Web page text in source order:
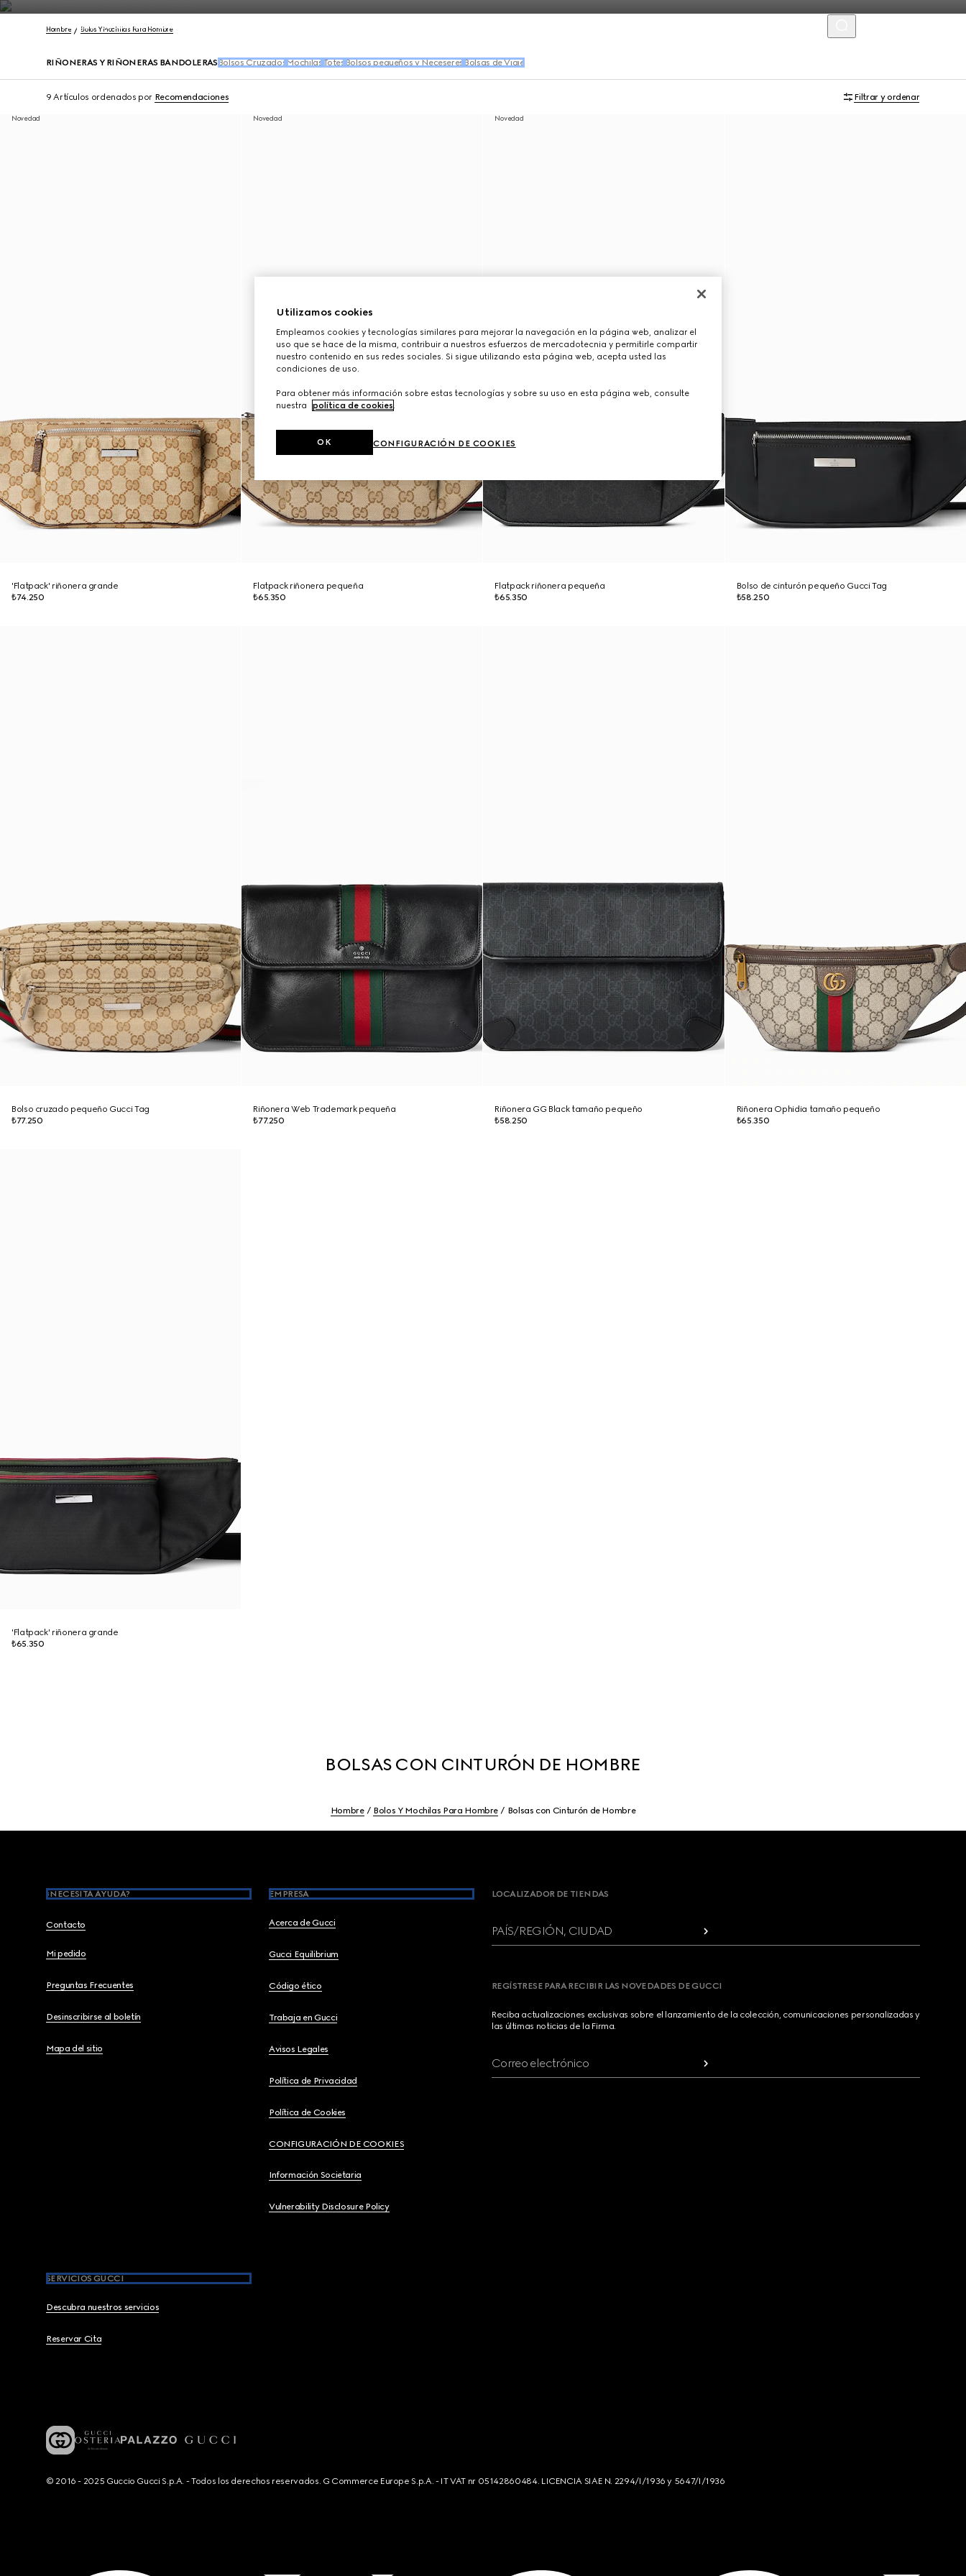
Póngase en contacto con nosotros
Hombre Bolos Y Mochilas Para Hombre
RIÑONERAS Y RIÑONERAS BANDOLERAS Bolsos Cruzados Mochilas Totes Bolsos pequeños y Neceseres Bolsas de Viaje
9 Artículos ordenados por Recomendaciones Filtrar y ordenar
Novedad
'Flatpack' riñonera grande
₺74.250
Novedad
Flatpack riñonera pequeña
₺65.350
Novedad
Flatpack riñonera pequeña
₺65.350
Bolso de cinturón pequeño Gucci Tag
₺58.250
Bolso cruzado pequeño Gucci Tag
₺77.250
Riñonera Web Trademark pequeña
₺77.250
Riñonera GG Black tamaño pequeño
₺58.250
Riñonera Ophidia tamaño pequeño
₺65.350
'Flatpack' riñonera grande
₺65.350
BOLSAS CON CINTURÓN DE HOMBRE
Hombre Bolos Y Mochilas Para Hombre Bolsas con Cinturón de Hombre
¿NECESITA AYUDA?
Contacto
Mi pedido
Preguntas Frecuentes
Desinscribirse al boletín
Mapa del sitio
EMPRESA
Acerca de Gucci
Gucci Equilibrium
Código ético
Trabaja en Gucci
Avisos Legales
Política de Privacidad
Política de Cookies
CONFIGURACIÓN DE COOKIES
Información Societaria
Vulnerability Disclosure Policy
SERVICIOS GUCCI
Descubra nuestros servicios
Reservar Cita
LOCALIZADOR DE TIENDAS
PAÍS/REGIÓN, CIUDAD
REGÍSTRESE PARA RECIBIR LAS NOVEDADES DE GUCCI
Reciba actualizaciones exclusivas sobre el lanzamiento de la colección, comunicaciones personalizadas y
las últimas noticias de la Firma.
Correo electrónico
© 2016 - 2025 Guccio Gucci S.p.A. - Todos los derechos reservados. G Commerce Europe S.p.A. - IT VAT nr 05142860484. LICENCIA SIAE N. 2294/I/1936 y 5647/I/1936
Utilizamos cookies
Empleamos cookies y tecnologías similares para mejorar la navegación en la página web, analizar el
uso que se hace de la misma, contribuir a nuestros esfuerzos de mercadotecnia y permitirle compartir
nuestro contenido en sus redes sociales. Si sigue utilizando esta página web, acepta usted las
condiciones de uso.
Para obtener más información sobre estas tecnologías y sobre su uso en esta página web, consulte
nuestra
política de cookies.
CONFIGURACIÓN DE COOKIES
OK